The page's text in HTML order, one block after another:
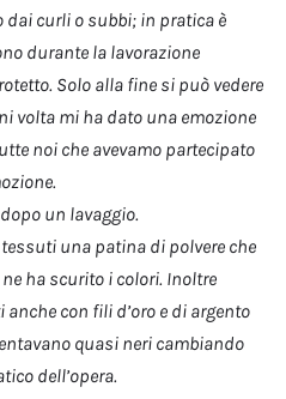
dai curli o subbi; in pratica è
durante la lavorazione
Solo alla fine si può vedere
volta mi ha dato una emozione
noi che avevamo partecipato
un lavaggio.
una patina di polvere che
ha scurito i colori. Inoltre
con fili d’oro e di argento
quasi neri cambiando
dell’opera.